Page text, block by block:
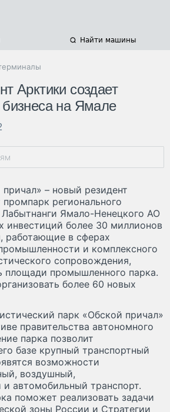
Найти машины
Арктики создает
на Ямале
– новый резидент
регионального
Лабытнанги Ямало-Ненецкого АО
инвестиций более 30 миллионов
работающие в сферах
и комплексного
сопровождения,
площади промышленного парка.
более 60 новых
парк «Обской причал»
правительства автономного
парка позволит
базе крупный транспортный
возможности
воздушный,
автомобильный транспорт.
поможет реализовать задачи
зоны России и Стратегии